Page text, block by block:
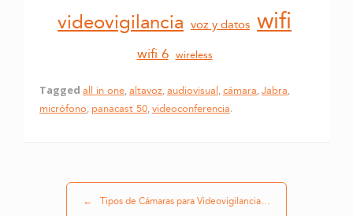
videovigilancia voz y datos wifi
wifi 6 wireless
Tagged all in one,altavoz,audiovisual,cámara,Jabra,
micrófono, panacast 50,videoconferencia.
← Tipos de Cámaras para Videovigilancia…